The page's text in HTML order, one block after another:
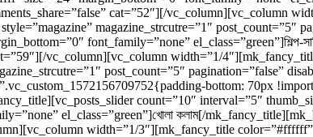
cat=”52″][/vc_column][vc_column
magazine_strcutre=”1″ post_count=”5″
font_family=”none” el_class=”green”]শিল্প-
vc_column][vc_column width=”1/
post_count=”5″ pagination=”false”
bottom: 70px
count=”10″ interval=”5″
el_class=”green”]খোলা কলাম[/
width=”1/3″][mk_fancy_title